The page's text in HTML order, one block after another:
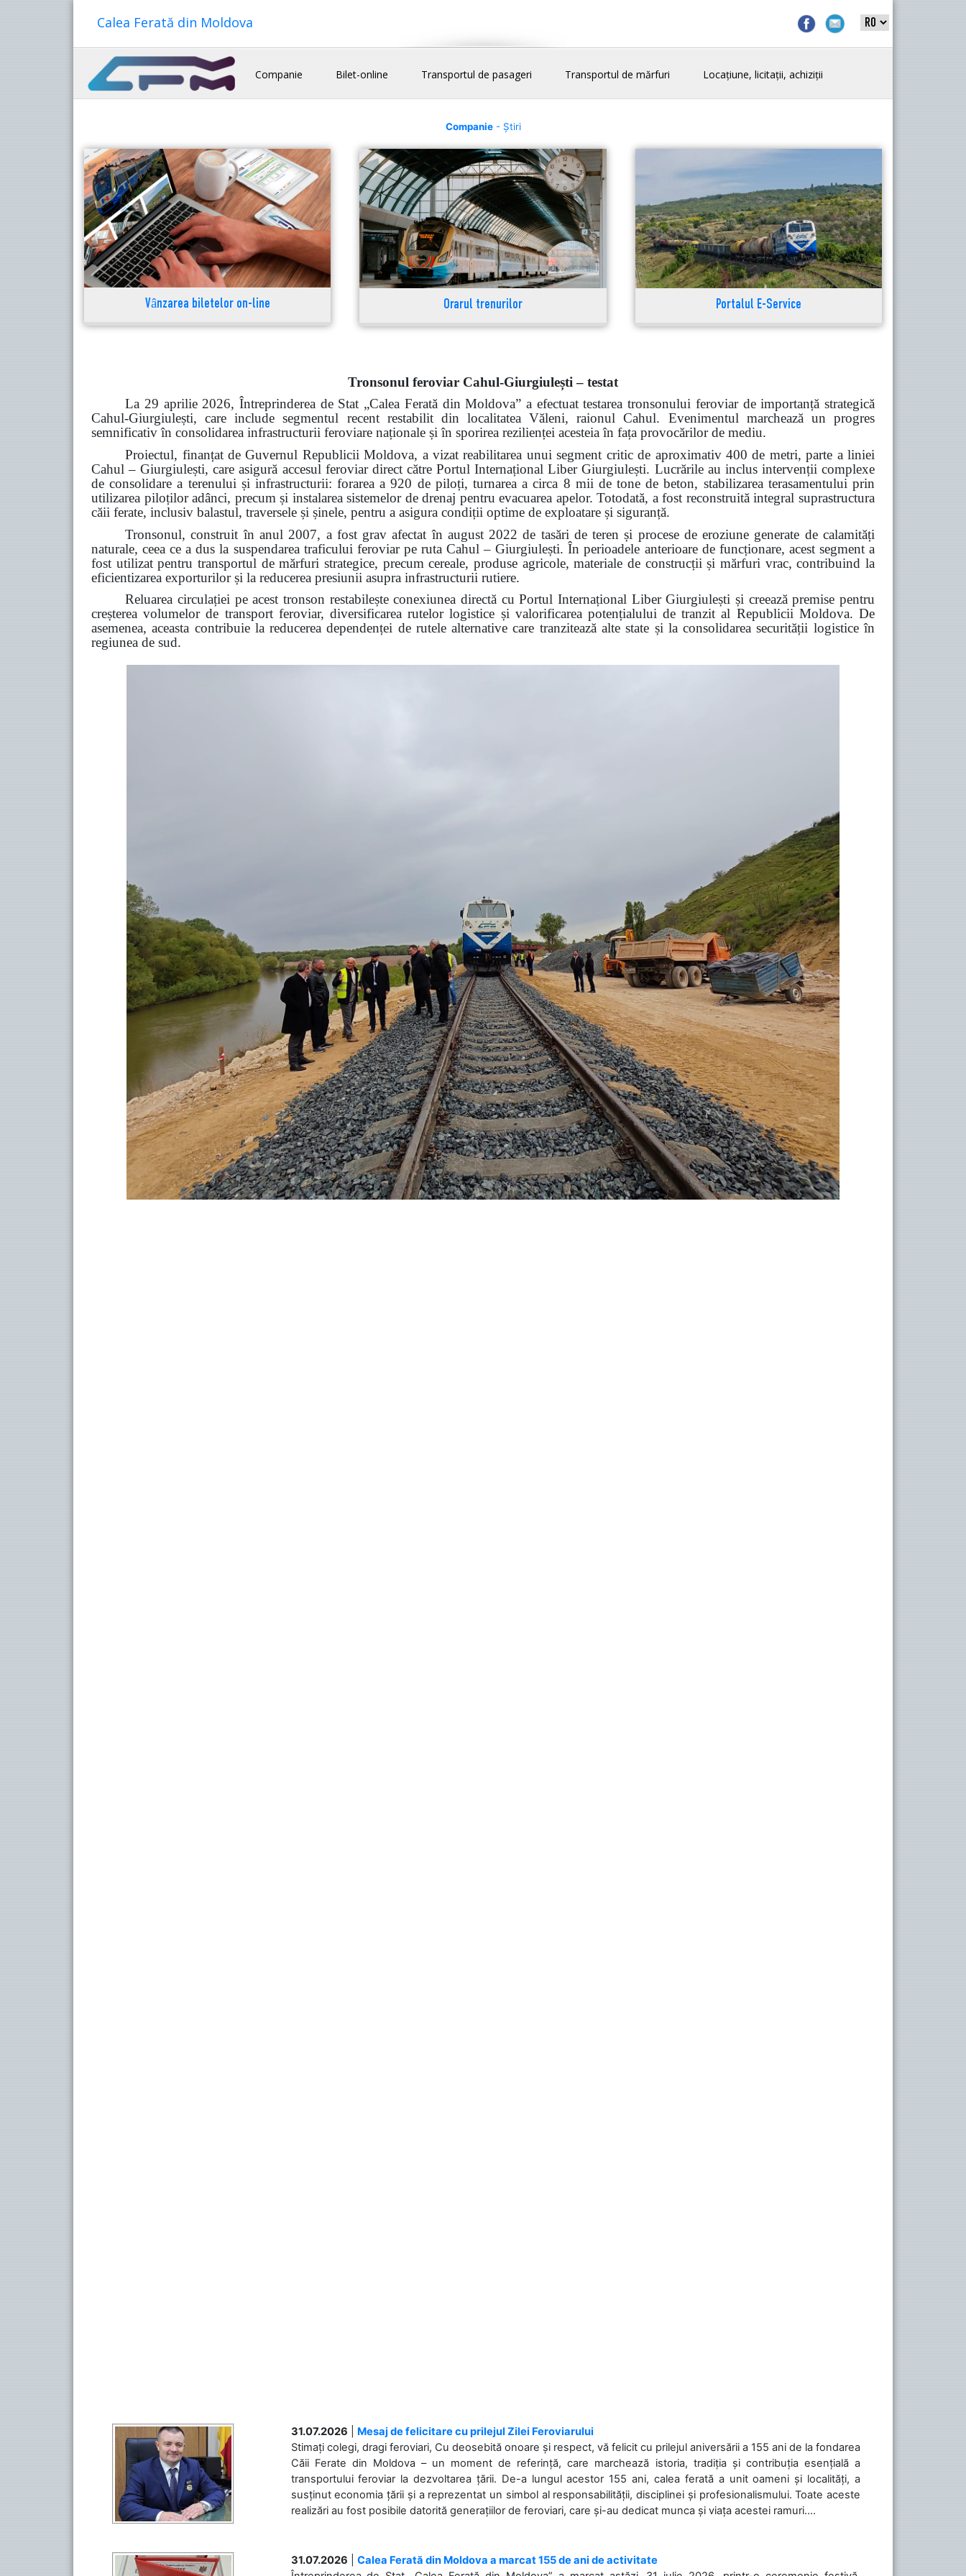
Calea Ferată din Moldova
Companie Bilet-online Transportul de pasageri Transportul de mărfuri Locațiune, licitații, achiziții
Companie- Știri
Vânzarea biletelor on-line Orarul trenurilor Portalul E-Service
Tronsonul feroviar Cahul-Giurgiulești – testat
La 29 aprilie 2026, Întreprinderea de Stat „Calea Ferată din Moldova” a efectuat testarea tronsonului feroviar de importanță strategică
Cahul-Giurgiulești, care include segmentul recent restabilit din localitatea Văleni, raionul Cahul. Evenimentul marchează un progres
semnificativ în consolidarea infrastructurii feroviare naționale și în sporirea rezilienței acesteia în fața provocărilor de mediu.
Proiectul, finanțat de Guvernul Republicii Moldova, a vizat reabilitarea unui segment critic de aproximativ 400 de metri, parte a liniei
Cahul – Giurgiulești, care asigură accesul feroviar direct către Portul Internațional Liber Giurgiulești. Lucrările au inclus intervenții complexe
de consolidare a terenului și infrastructurii: forarea a 920 de piloți, turnarea a circa 8 mii de tone de beton, stabilizarea terasamentului prin
utilizarea piloților adânci, precum și instalarea sistemelor de drenaj pentru evacuarea apelor. Totodată, a fost reconstruită integral suprastructura
căii ferate, inclusiv balastul, traversele și șinele, pentru a asigura condiții optime de exploatare și siguranță.
Tronsonul, construit în anul 2007, a fost grav afectat în august 2022 de tasări de teren și procese de eroziune generate de calamități
naturale, ceea ce a dus la suspendarea traficului feroviar pe ruta Cahul – Giurgiulești. În perioadele anterioare de funcționare, acest segment a
fost utilizat pentru transportul de mărfuri strategice, precum cereale, produse agricole, materiale de construcții și mărfuri vrac, contribuind la
eficientizarea exporturilor și la reducerea presiunii asupra infrastructurii rutiere.
Reluarea circulației pe acest tronson restabilește conexiunea directă cu Portul Internațional Liber Giurgiulești și creează premise pentru
creșterea volumelor de transport feroviar, diversificarea rutelor logistice și valorificarea potențialului de tranzit al Republicii Moldova. De
asemenea, aceasta contribuie la reducerea dependenței de rutele alternative care tranzitează alte state și la consolidarea securității logistice în
regiunea de sud.
31.07.2026
Mesaj de felicitare cu prilejul Zilei Feroviarului
Stimați colegi, dragi feroviari, Cu deosebită onoare și respect, vă felicit cu prilejul aniversării a 155 ani de la fondarea
Căii Ferate din Moldova – un moment de referință, care marchează istoria, tradiția și contribuția esențială a
transportului feroviar la dezvoltarea țării. De-a lungul acestor 155 ani, calea ferată a unit oameni și localități, a
susținut economia țării și a reprezentat un simbol al responsabilității, disciplinei și profesionalismului. Toate aceste
realizări au fost posibile datorită generațiilor de feroviari, care și-au dedicat munca și viața acestei ramuri....
31.07.2026
Calea Ferată din Moldova a marcat 155 de ani de activitate